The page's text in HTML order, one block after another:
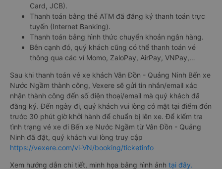
Card, JCB).
Thanh toán bằng thẻ ATM đã đăng ký thanh toán trực
tuyến (Internet Banking).
Thanh toán bằng hình thức chuyển khoản ngân hàng.
Bên cạnh đó, quý khách cũng có thể thanh toán vé
thông qua các ví Momo, ZaloPay, AirPay, VNPay,…
Sau khi thanh toán vé xe khách Vân Đồn - Quảng Ninh Bến xe
Nước Ngầm thành công, Vexere sẽ gửi tin nhắn/email xác
nhận thành công đến số điện thoại/email mà quý khách đã
đăng ký. Đến ngày đi, quý khách vui lòng có mặt tại điểm đón
trước 30 phút giờ khởi hành để chuẩn bị lên xe. Để kiểm tra
tình trạng vé xe đi Bến xe Nước Ngầm từ Vân Đồn - Quảng
Ninh đã đặt, quý khách vui lòng truy cập
https://vexere.com/vi-VN/booking/ticketinfo
Xem hướng dẫn chi tiết, minh họa bằng hình ảnh tại đây.